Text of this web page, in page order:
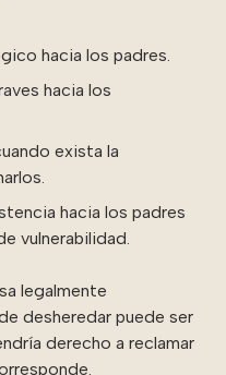
hacia los padres.
hacia los
exista la
hacia los padres
vulnerabilidad.
legalmente
desheredar puede ser
derecho a reclamar